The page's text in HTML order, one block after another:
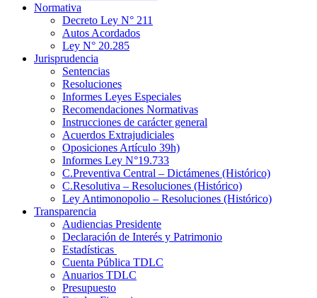
Normativa
Decreto Ley N° 211
Autos Acordados
Ley N° 20.285
Jurisprudencia
Sentencias
Resoluciones
Informes Leyes Especiales
Recomendaciones Normativas
Instrucciones de carácter general
Acuerdos Extrajudiciales
Oposiciones Artículo 39h)
Informes Ley N°19.733
C.Preventiva Central – Dictámenes (Histórico)
C.Resolutiva – Resoluciones (Histórico)
Ley Antimonopolio – Resoluciones (Histórico)
Transparencia
Audiencias Presidente
Declaración de Interés y Patrimonio
Estadísticas
Cuenta Pública TDLC
Anuarios TDLC
Presupuesto